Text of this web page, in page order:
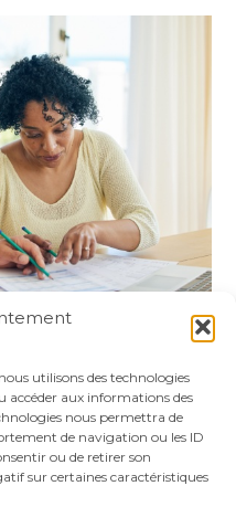
utilisons des technologies
accéder aux informations des
nous permettra de
de navigation ou les ID
ou de retirer son
sur certaines caractéristiques